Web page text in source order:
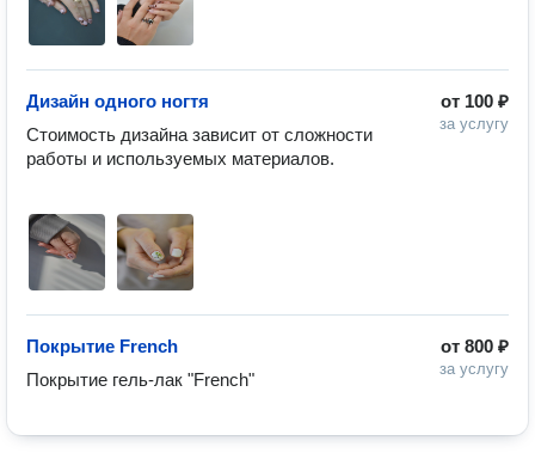
от 100 ₽
за услугу
Дизайн одного ногтя
Стоимость дизайна зависит от сложности
работы и используемых материалов.
от 800 ₽
за услугу
Покрытие French
Покрытие гель-лак "French"